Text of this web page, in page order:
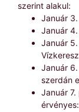
szerint alakul:
Január
Január
Január
Január
szerdán
Január